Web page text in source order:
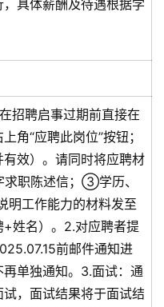
具体薪酬及待遇根据学
招聘启事过期前直接在
角“应聘此岗位”按钮；
效）。请同时将应聘材
职陈述信；③学历、
工作能力的材料发至
姓名）。2.对应聘者提
前邮件通知进
单独通知。3.面试：通
，面试结果将于面试结